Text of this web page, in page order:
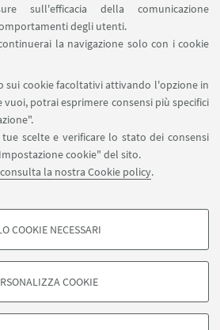
sull'efficacia della comunicazione
degli utenti.
la navigazione solo con i cookie
sui cookie facoltativi attivando l'opzione in
vuoi, potrai esprimere consensi più specifici
scelte e verificare lo stato dei consensi
cookie" del sito.
consulta la nostra Cookie policy.
- FACOLTATIVI
al loro comportamento sul sito, per analisi
COOKIE NECESSARI
COOKIE
DIPARTIMENTO SU:
UNIBO SU:
APP:
MATER STUDIORUM - Università di
- 40126 Bologna - PI: 01131710376 - CF:
80007010376
Informazioni sul sito e accessibilità